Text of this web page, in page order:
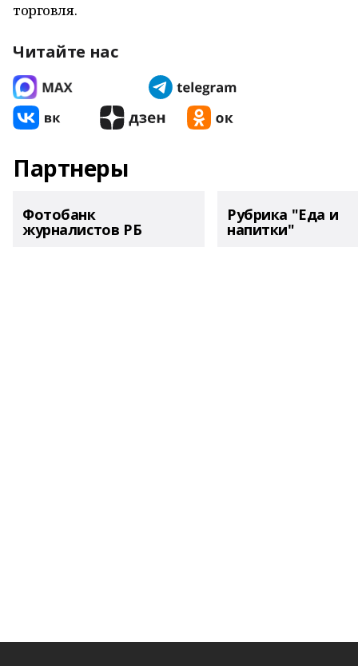
торговля.
Читайте нас
Партнеры
Фотобанк
журналистов РБ
Рубрика "Еда и
напитки"